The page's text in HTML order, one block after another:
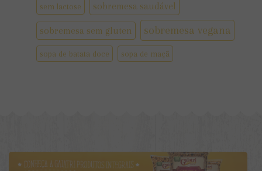
sem lactose sobremesa saudável
sobremesa sem gluten sobremesa vegana
sopa de batata doce sopa de maçã